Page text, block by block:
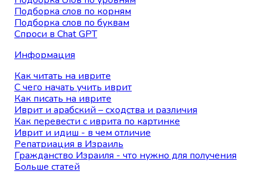
Подборка слов по корням
Подборка слов по буквам
Спроси в Chat GPT
Информация
Как читать на иврите
С чего начать учить иврит
Как писать на иврите
Иврит и арабский – сходства и различия
Как перевести с иврита по картинке
Иврит и идиш - в чем отличие
Репатриация в Израиль
Гражданство Израиля - что нужно для получения
Больше статей